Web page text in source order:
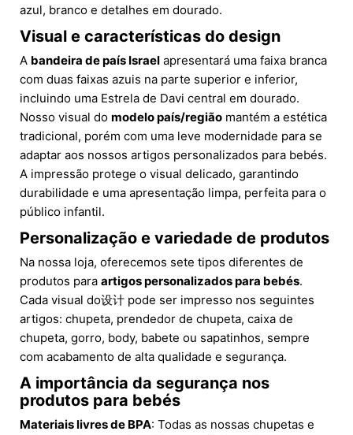
azul, branco e detalhes em dourado.
Visual e características do design
A bandeira de país Israel apresentará uma faixa branca
com duas faixas azuis na parte superior e inferior,
incluindo uma Estrela de Davi central em dourado.
Nosso visual do modelo país/região mantém a estética
tradicional, porém com uma leve modernidade para se
adaptar aos nossos artigos personalizados para bebés.
A impressão protege o visual delicado, garantindo
durabilidade e uma apresentação limpa, perfeita para o
público infantil.
Personalização e variedade de produtos
Na nossa loja, oferecemos sete tipos diferentes de
produtos para artigos personalizados para bebés.
Cada visual do设计 pode ser impresso nos seguintes
artigos: chupeta, prendedor de chupeta, caixa de
chupeta, gorro, body, babete ou sapatinhos, sempre
com acabamento de alta qualidade e segurança.
A importância da segurança nos
produtos para bebés
Materiais livres de BPA: Todas as nossas chupetas e